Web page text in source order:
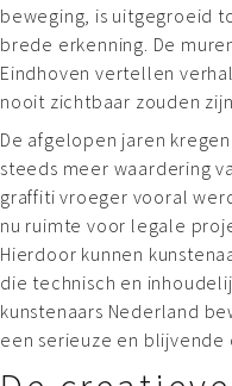
beweging, is uitgegroeid
brede erkenning. De
Eindhoven vertellen
nooit zichtbaar zouden
De afgelopen jaren
steeds meer waardering
graffiti vroeger vooral
nu ruimte voor legale
Hierdoor kunnen
die technisch en
kunstenaars Nederland
een serieuze en